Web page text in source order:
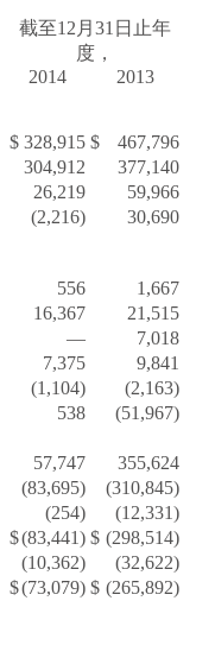
截至12月31日 止年
度，
2014
2013
$ 328,915 $
467,796
304,912
377,140
26,219
59,966
(2,216) 30,690
556
1,667
16,367
21,515
—
7,018
7,375
9,841
(1,104)
(2,163)
538 (51,967)
57,747
355,624
(83,695)
(310,845)
(254)
(12,331)
$(83,441) $ (298,514)
(10,362)
(32,622)
$(73,079) $ (265,892)